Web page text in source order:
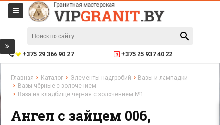
+375 29 366 90 27 +375 25 937 40 22
Главная Каталог Элементы надгробий
Вазы и лампадки
Вазы чёрные с золочением
Ваза на кладбище чёрная с золочением №1
Ангел с зайцем 006,